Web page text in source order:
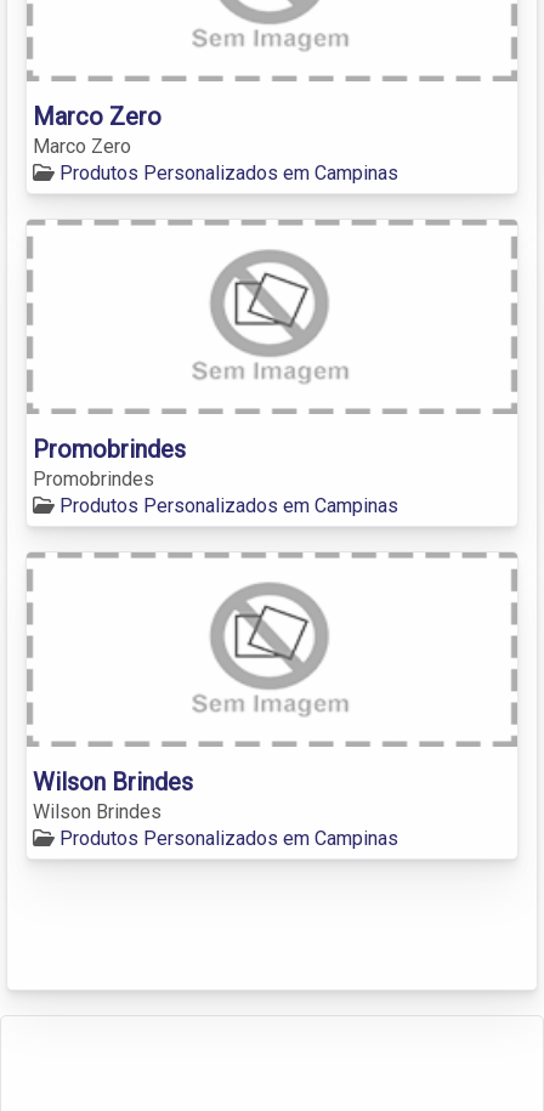
Marco Zero
Marco Zero
Produtos Personalizados em Campinas
Promobrindes
Promobrindes
Produtos Personalizados em Campinas
Wilson Brindes
Wilson Brindes
Produtos Personalizados em Campinas